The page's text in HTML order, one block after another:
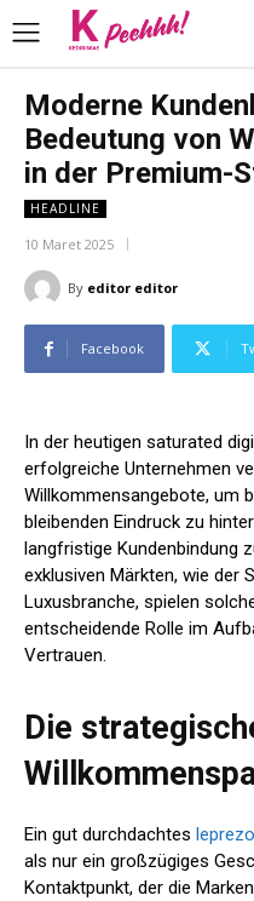
Moderne
Bedeutung von
in der Premium-
HEADLINE
10 Maret 2025
By editor editor
Facebook
In der heutigen saturated
erfolgreiche Unternehmen
Willkommensangebote, um
bleibenden Eindruck zu
langfristige Kundenbindung
exklusiven Märkten, wie der
Luxusbranche, spielen
entscheidende Rolle im
Vertrauen.
Die
Ein gut durchdachtes
als nur ein großzügiges
Kontaktpunkt, der die